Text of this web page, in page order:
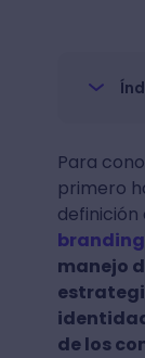
Para
primero
branding
manejo
de los